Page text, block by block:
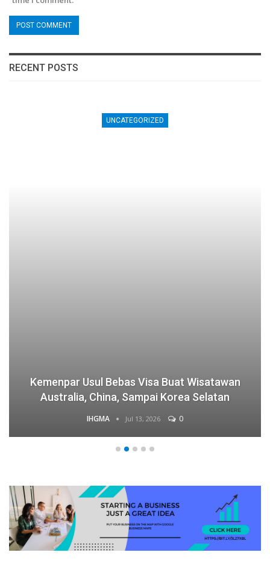
RECENT POSTS
UNCATEGORIZED
Kemenpar Usul Bebas Visa Buat Wisatawan
Australia, China, Sampai Korea Selatan
IHGMA Jul 13, 2026 0